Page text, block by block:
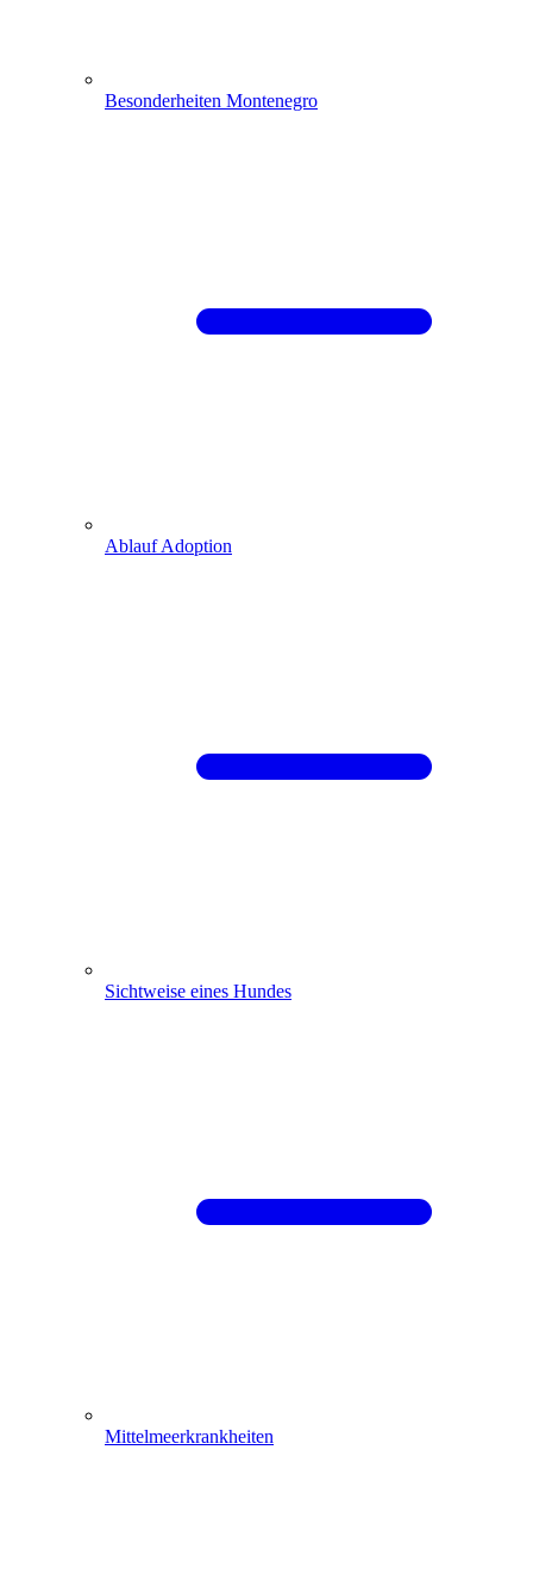
Besonderheiten Montenegro
Ablauf Adoption
Sichtweise eines Hundes
Mittelmeerkrankheiten